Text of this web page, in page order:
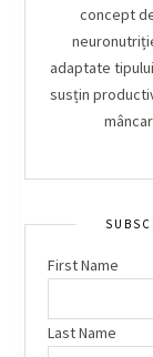
concept
adaptate
susțin
First Name
Last Name